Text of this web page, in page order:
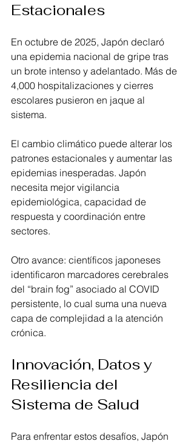
Estacionales
En octubre de 2025, Japón declaró
una epidemia nacional de gripe tras
un brote intenso y adelantado. Más de
4,000 hospitalizaciones y cierres
escolares pusieron en jaque al
sistema.
El cambio climático puede alterar los
patrones estacionales y aumentar las
epidemias inesperadas. Japón
necesita mejor vigilancia
epidemiológica, capacidad de
respuesta y coordinación entre
sectores.
Otro avance: científicos japoneses
identificaron marcadores cerebrales
del “brain fog” asociado al COVID
persistente, lo cual suma una nueva
capa de complejidad a la atención
crónica.
Innovación, Datos y
Resiliencia del
Sistema de Salud
Para enfrentar estos desafíos, Japón